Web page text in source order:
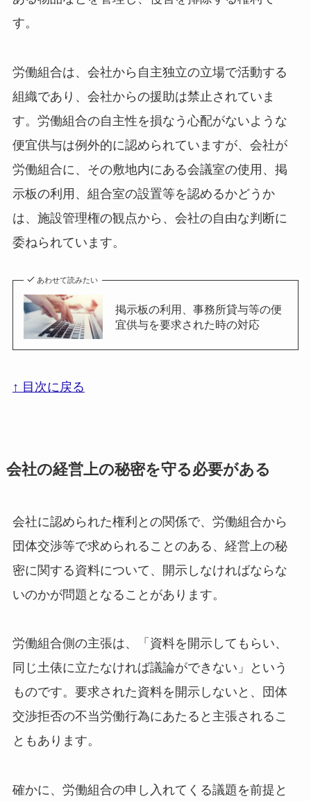
す。
労働組合は、会社から自主独立の立場で活動する
組織であり、会社からの援助は禁止されていま
す。労働組合の自主性を損なう心配がないような
便宜供与は例外的に認められていますが、会社が
労働組合に、その敷地内にある会議室の使用、掲
示板の利用、組合室の設置等を認めるかどうか
は、施設管理権の観点から、会社の自由な判断に
委ねられています。
あわせて読みたい
掲示板の利用、事務所貸与等の便
宜供与を要求された時の対応
↑ 目次に戻る
会社の経営上の秘密を守る必要がある
会社に認められた権利との関係で、労働組合から
団体交渉等で求められることのある、経営上の秘
密に関する資料について、開示しなければならな
いのかが問題となることがあります。
労働組合側の主張は、「資料を開示してもらい、
同じ土俵に立たなければ議論ができない」という
ものです。要求された資料を開示しないと、団体
交渉拒否の不当労働行為にあたると主張されるこ
ともあります。
確かに、労働組合の申し入れてくる議題を前提と